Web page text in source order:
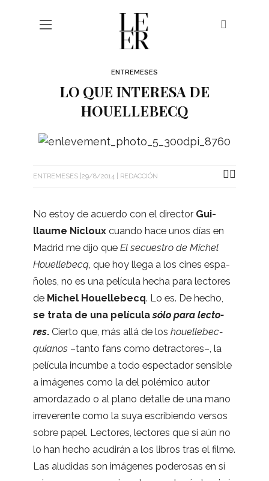
ENTREMESES
LO QUE INTERESA DE
HOUELLEBECQ
ENTREMESES 29/8/2014 REDACCIÓN
No estoy de acuerdo con el direc­tor Gui­
llaume Niclouxcuando hace unos días en
Madrid me dijo que El secues­tro de Michel
Houe­lle­becq, que hoy llega a los cines espa­
ño­les, no es una pelí­cula hecha para lec­to­res
de Michel Houe­lle­becq. Lo es. De hecho,
se trata de una pelí­culasólo para lec­to­
res.Cierto que, más allá de los houe­lle­bec­
quia­nos –tanto fans como detrac­to­res–, la
pelí­cula incumbe a todo espec­ta­dor sen­si­ble
a imá­ge­nes como la del polé­mico autor
amor­da­zado o al plano deta­lle de una mano
irre­ve­rente como la suya escri­biendo ver­sos
sobre papel. Lec­to­res, lec­to­res que si aún no
lo han hecho acu­di­rán a los libros tras el filme.
Las alu­di­das son imá­ge­nes pode­ro­sas en sí